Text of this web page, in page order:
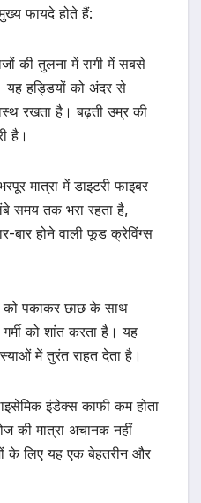
फायदे होते हैं:
की तुलना में रागी में सबसे
यह हड्डियों को अंदर से
रखता है। बढ़ती उम्र की
है।
मात्रा में डाइटरी फाइबर
समय तक भरा रहता है,
बार होने वाली फूड क्रेविंग्स
पकाकर छाछ के साथ
को शांत करता है। यह
में तुरंत राहत देता है।
इंडेक्स काफी कम होता
मात्रा अचानक नहीं
के लिए यह एक बेहतरीन और